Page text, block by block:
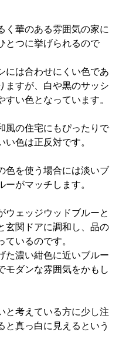
く華のある雰囲気の家に
とつに挙げられるので
には合わせにくい色であ
ますが、白や黒のサッシ
い色となっています。
風の住宅にもぴったりで
色は正反対です。
色を使う場合には淡いブ
がマッチします。
ウェッジウッドブルーと
玄関ドアに調和し、品の
いるのです。
た濃い紺色に近いブルー
モダンな雰囲気をかもし
と考えている方に少し注
と真っ白に見えるという